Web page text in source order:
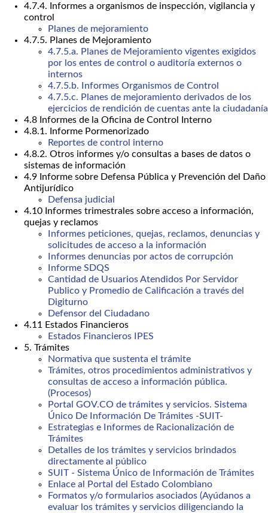
4.7.4. Informes a organismos de inspección, vigilancia y
control
Planes de mejoramiento
4.7.5. Planes de Mejoramiento
4.7.5.a. Planes de Mejoramiento vigentes exigidos
por los entes de control o auditoría externos o
internos
4.7.5.b. Informes Organismos de Control
4.7.5.c. Planes de mejoramiento derivados de los
ejercicios de rendición de cuentas ante la ciudadanía
4.8 Informes de la Oficina de Control Interno
4.8.1. Informe Pormenorizado
Reportes de control interno
4.8.2. Otros informes y/o consultas a bases de datos o
sistemas de información
4.9 Informe sobre Defensa Pública y Prevención del Daño
Antijurídico
Defensa judicial
4.10 Informes trimestrales sobre acceso a información,
quejas y reclamos
Informes peticiones, quejas, reclamos, denuncias y
solicitudes de acceso a la información
Informes denuncias por actos de corrupción
Informe SDQS
Cantidad de Usuarios Atendidos Por Servidor
Publico y Promedio de Calificación a través del
Digiturno
Defensor del Ciudadano
4.11 Estados Financieros
Estados Financieros IPES
5. Trámites
Normativa que sustenta el trámite
Trámites, otros procedimientos administrativos y
consultas de acceso a información pública.
(Procesos)
Portal GOV.CO de trámites y servicios. Sistema
Único De Información De Trámites -SUIT-
Estrategias e Informes de Racionalización de
Trámites
Detalles de los trámites y servicios brindados
directamente al público
SUIT - Sistema Único de Información de Trámites
Enlace al Portal del Estado Colombiano
Formatos y/o formularios asociados (Ayúdanos a
evaluar los trámites y servicios diligenciando la